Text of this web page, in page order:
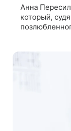
Анна
который,